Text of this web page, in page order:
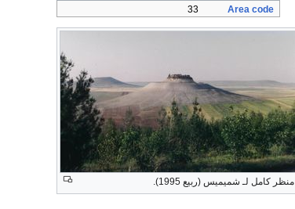
Area code
33
منظر كامل لـ شميميس (ربيع 1995).